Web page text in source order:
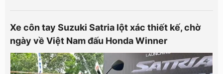
Xe côn tay Suzuki Satria lột xác thiết kế, chờ
ngày về Việt Nam đấu Honda Winner